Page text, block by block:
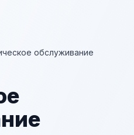
обслуживание